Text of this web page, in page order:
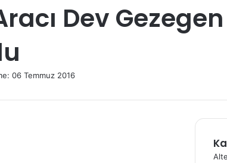
Dev
06 Temmuz 2016